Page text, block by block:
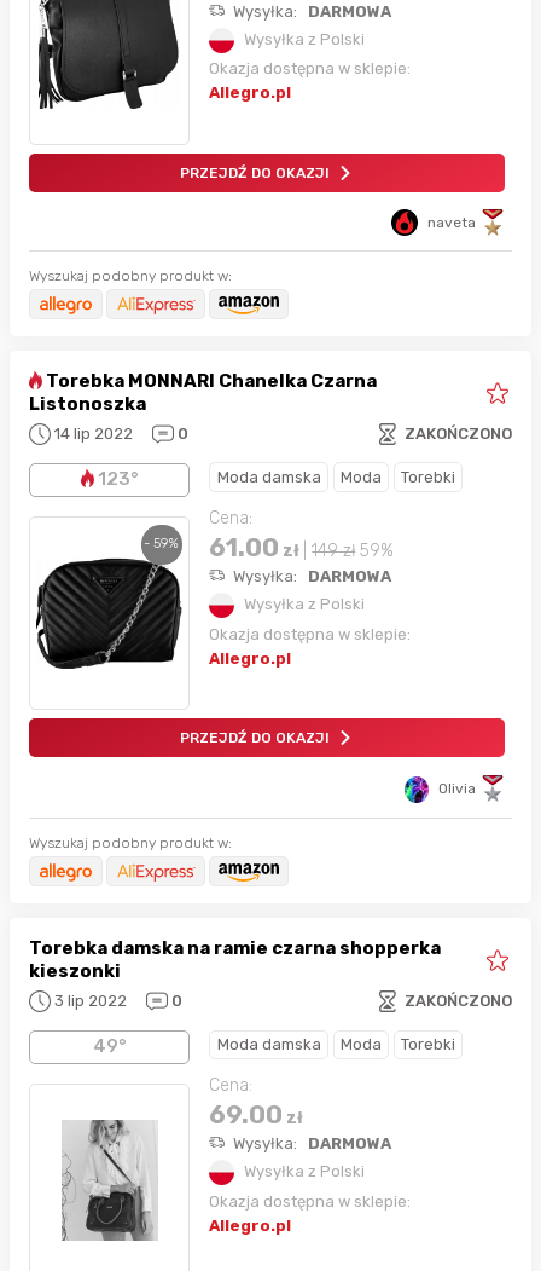
Wysyłka:
DARMOWA
Wysyłka z Polski
Okazja dostępna w sklepie:
Allegro.pl
PRZEJDŹ DO OKAZJI
naveta
Wyszukaj podobny produkt w:
Torebka MONNARI Chanelka Czarna
Listonoszka
14 lip 2022 0 ZAKOŃCZONO
123° Moda damska Moda Torebki
- 59%
Cena:
61.00 zł 149zł 59%
Wysyłka:
DARMOWA
Wysyłka z Polski
Okazja dostępna w sklepie:
Allegro.pl
PRZEJDŹ DO OKAZJI
Olivia
Wyszukaj podobny produkt w:
Torebka damska na ramie czarna shopperka
kieszonki
3 lip 2022 0 ZAKOŃCZONO
49° Moda damska Moda Torebki
Cena:
69.00 zł
Wysyłka:
DARMOWA
Wysyłka z Polski
Okazja dostępna w sklepie:
Allegro.pl